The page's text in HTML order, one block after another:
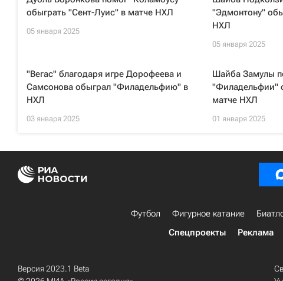
обыграть "Сент-Луис" в матче НХЛ
05 января 2025
"Эдмонтону"
НХЛ
05 января 2025
"Вегас" благодаря игре Дорофеева и
Самсонова обыграл "Филадельфию" в
НХЛ
03 января 2025
Шайба Замулы
"Филадельфии"
матче НХЛ
01 января 2025
Футбол Фигурное катание
Спецпроекты
Реклама
Версия 2023.1 Beta